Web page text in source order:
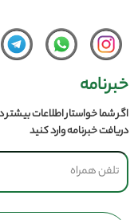
خبرنامه
اگر شما خواستار اطلاعات
دریافت خبرنامه وارد کنید